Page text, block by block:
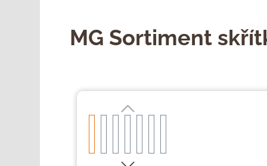
MG Sortiment